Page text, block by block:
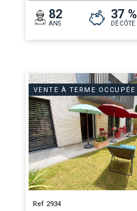
82
ANS
37 %
DÉCÔTE
VENTE À TERME OCCUPÉE
Ref 2934